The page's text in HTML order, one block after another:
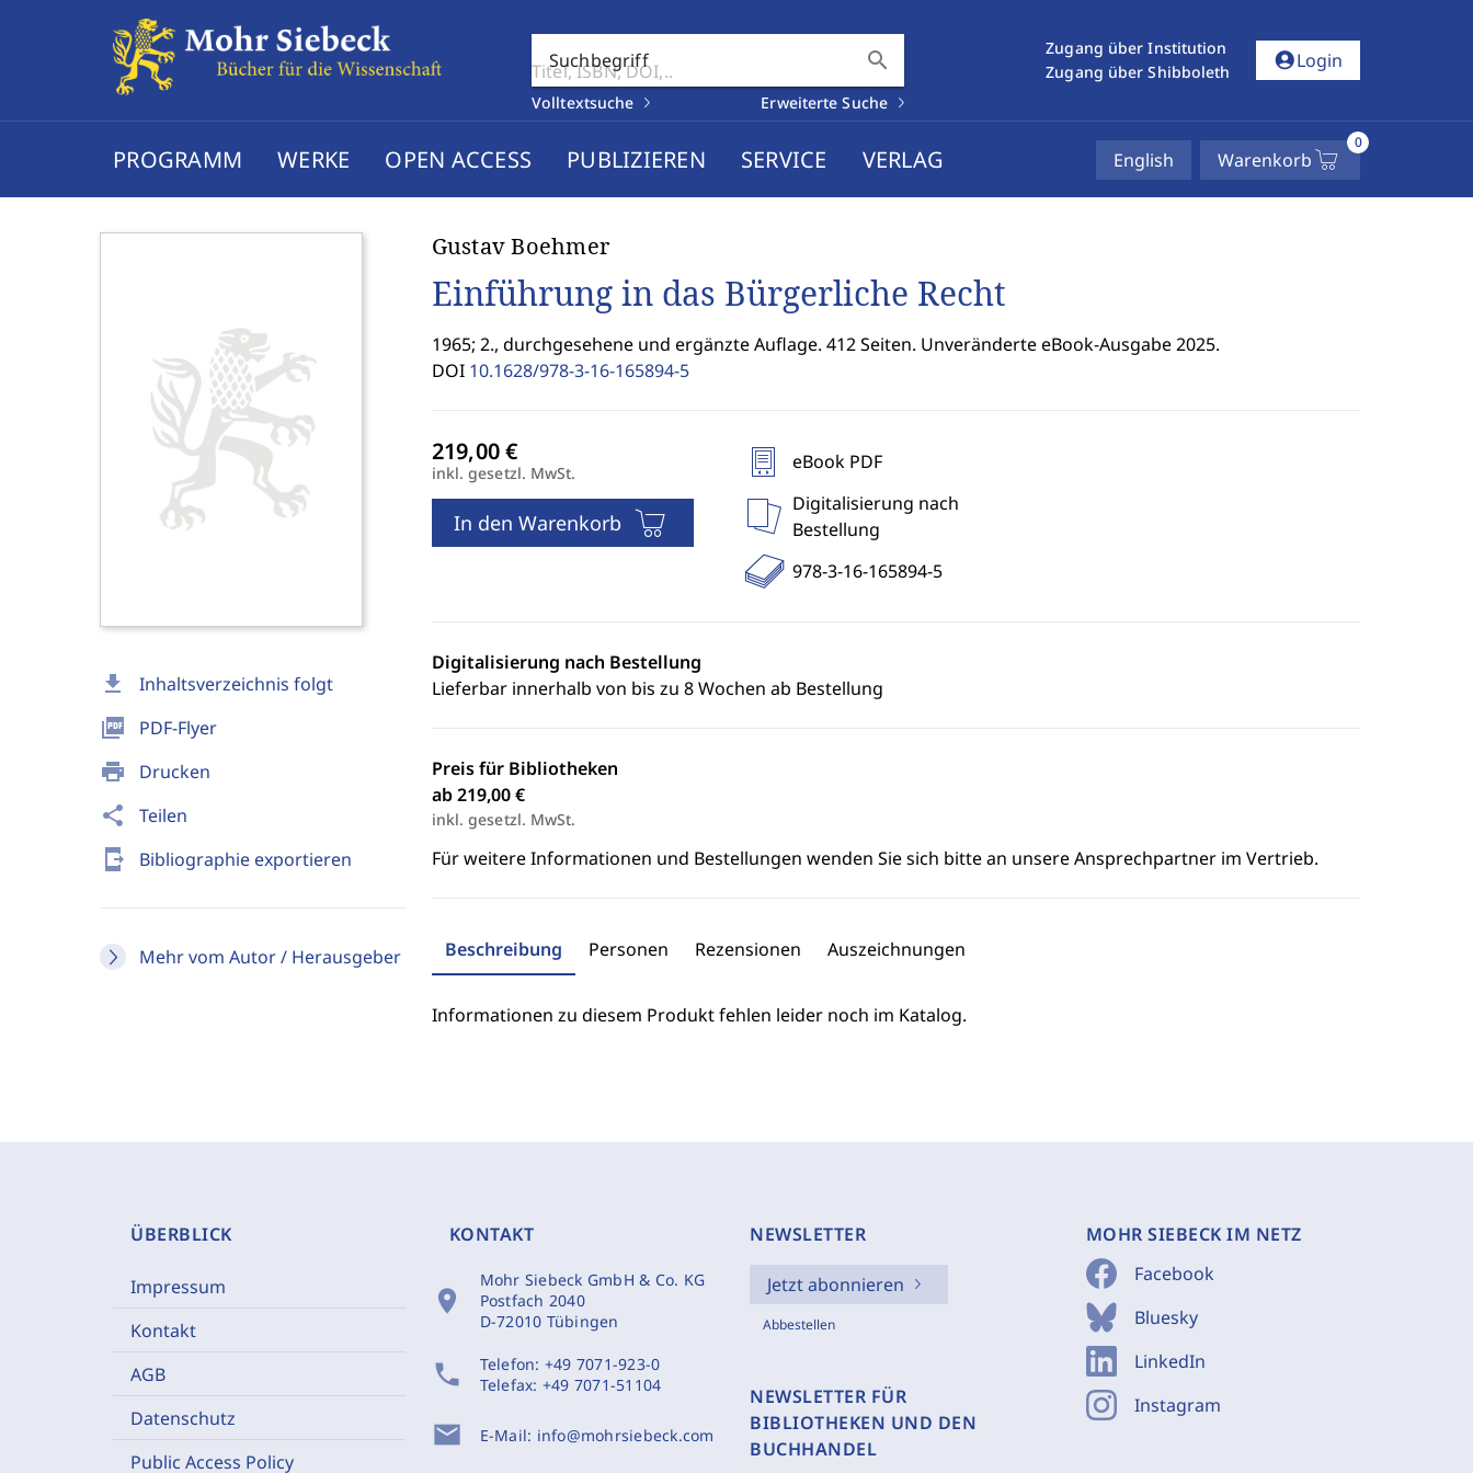
Suchbegriff search
Volltextsuche Erweiterte Suche
Zugang über Institution
Zugang über Shibboleth
account_circleLogin
PROGRAMM WERKE OPEN ACCESS PUBLIZIEREN SERVICE VERLAG English Warenkorb
0
download Inhaltsverzeichnis folgt
picture_as_pdf PDF-Flyer
print Drucken
share Teilen
send_to_mobile Bibliographie exportieren
Mehr vom Autor / Herausgeber
Gustav Boehmer
Einführung in das Bürgerliche Recht
1965; 2., durchgesehene und ergänzte Auflage. 412 Seiten. Unveränderte eBook-Ausgabe 2025.
DOI 10.1628/978-3-16-165894-5
inkl. gesetzl. MwSt.
In den Warenkorb
eBook PDF
Digitalisierung nach
Bestellung
978-3-16-165894-5
Digitalisierung nach Bestellung
Lieferbar innerhalb von bis zu 8 Wochen ab Bestellung
Preis für Bibliotheken
ab 219,00 €
inkl. gesetzl. MwSt.
Für weitere Informationen und Bestellungen wenden Sie sich bitte an unsere Ansprechpartner im Vertrieb.
Beschreibung Personen Rezensionen Auszeichnungen
Informationen zu diesem Produkt fehlen leider noch im Katalog.
ÜBERBLICK
Impressum
Kontakt
AGB
Datenschutz
Public Access Policy
KONTAKT
location_on
Mohr Siebeck GmbH & Co. KG
Postfach 2040
D-72010 Tübingen
phone Telefon: +49 7071-923-0
Telefax: +49 7071-51104
mail E-Mail: info@mohrsiebeck.com
NEWSLETTER
Jetzt abonnieren
Abbestellen
NEWSLETTER FÜR
BIBLIOTHEKEN UND DEN
BUCHHANDEL
MOHR SIEBECK IM NETZ
Facebook
Bluesky
LinkedIn
Instagram